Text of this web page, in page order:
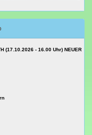
(17.10.2026 - 16.00 Uhr) NEUER